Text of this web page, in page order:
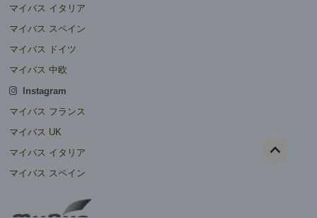
マイバス イタリア
マイバス スペイン
マイバス ドイツ
マイバス 中欧
Instagram
マイバス フランス
マイバス UK
マイバス イタリア
マイバス スペイン